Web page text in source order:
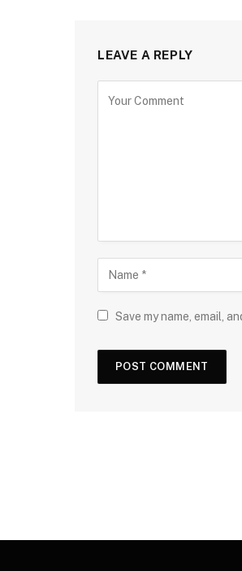
LEAVE A REPLY
Save my name, email,